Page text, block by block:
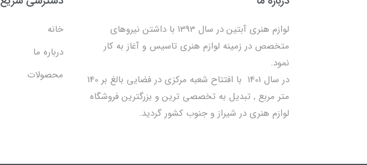
لوازم هنری آبتین در سال 1393 با داشتن نیروهای
متخصص در زمینه لوازم هنری تاسیس و آغاز به کار
نمود.
در سال 1401 با افتتاح شعبه مرکزی در فضایی بالغ بر 140
متر مربع , تبدیل به تخصصی ترین و بزرگترین فروشگاه
لوازم هنری در شیراز و جنوب کشور گردید.
خانه
درباره ما
محصولات